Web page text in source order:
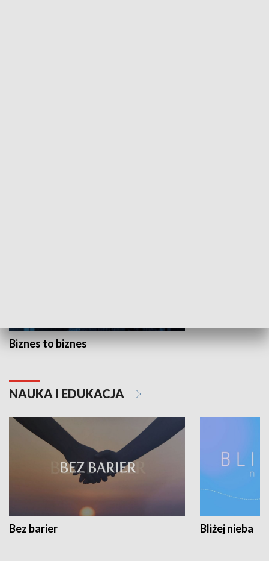
Biznes to biznes
NAUKA I EDUKACJA
Bez barier Bliżej nieba